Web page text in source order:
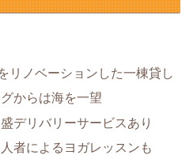
リノベーションした一棟貸し
からは海を一望
デリバリーサービスあり
者によるヨガレッスンも